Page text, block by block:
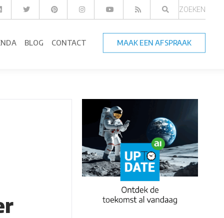
ZOEKEN
BLOG CONTACT MAAK EEN AFSPRAAK